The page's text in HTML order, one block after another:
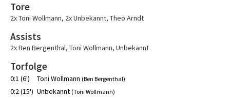
Tore
2x Toni Wollmann, 2x Unbekannt, Theo Arndt
Assists
2x Ben Bergenthal, Toni Wollmann, Unbekannt
Torfolge
0:1 (6') Toni Wollmann (Ben Bergenthal)
0:2 (15') Unbekannt (Toni Wollmann)